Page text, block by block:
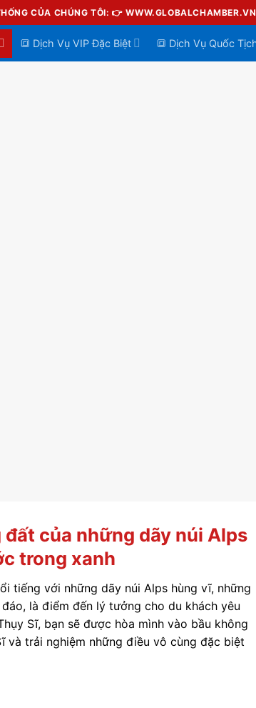
CỦA CHÚNG TÔI: 👉
🔳 Dịch Vụ VIP Đặc Biệt 🔳 Dịch Vụ Quốc
của những dãy núi Alps
trong xanh
tiếng với những dãy núi Alps hùng vĩ, những
là điểm đến lý tưởng cho du khách yêu
Sĩ, bạn sẽ được hòa mình vào bầu không
và trải nghiệm những điều vô cùng đặc biệt